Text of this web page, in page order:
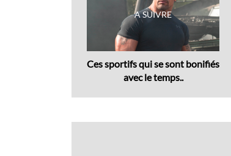
Ces sportifs qui se sont bonifiés
avec le temps..